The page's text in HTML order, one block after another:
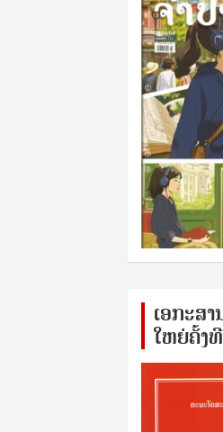
ເອກ​ະ​ສ
ໃຫຍ່​ຄັ້ງ​